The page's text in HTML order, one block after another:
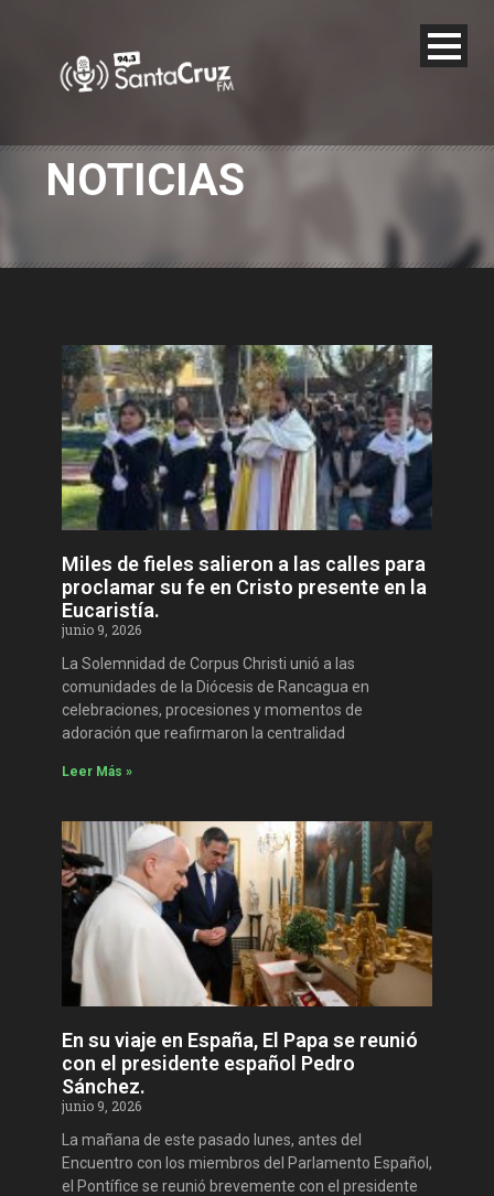
NOTICIAS
Miles de fieles salieron a las calles para
proclamar su fe en Cristo presente en la
Eucaristía.
junio 9, 2026
La Solemnidad de Corpus Christi unió a las
comunidades de la Diócesis de Rancagua en
celebraciones, procesiones y momentos de
adoración que reafirmaron la centralidad
Leer Más »
En su viaje en España, El Papa se reunió
con el presidente español Pedro
Sánchez.
junio 9, 2026
La mañana de este pasado lunes, antes del
Encuentro con los miembros del Parlamento Español,
el Pontífice se reunió brevemente con el presidente